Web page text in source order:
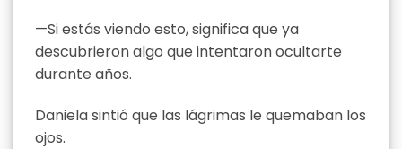
—Si estás viendo esto, significa que ya
descubrieron algo que intentaron ocultarte
durante años.
Daniela sintió que las lágrimas le quemaban los
ojos.